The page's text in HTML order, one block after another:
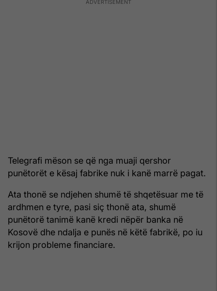
Telegrafi mëson se që nga muaji qershor
punëtorët e kësaj fabrike nuk i kanë marrë pagat.
Ata thonë se ndjehen shumë të shqetësuar me të
ardhmen e tyre, pasi siç thonë ata, shumë
punëtorë tanimë kanë kredi nëpër banka në
Kosovë dhe ndalja e punës në këtë fabrikë, po iu
krijon probleme financiare.